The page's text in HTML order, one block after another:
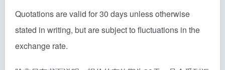
Quotations are valid for 30 days unless otherwise
stated in writing, but are subject to fluctuations in the
exchange rate.